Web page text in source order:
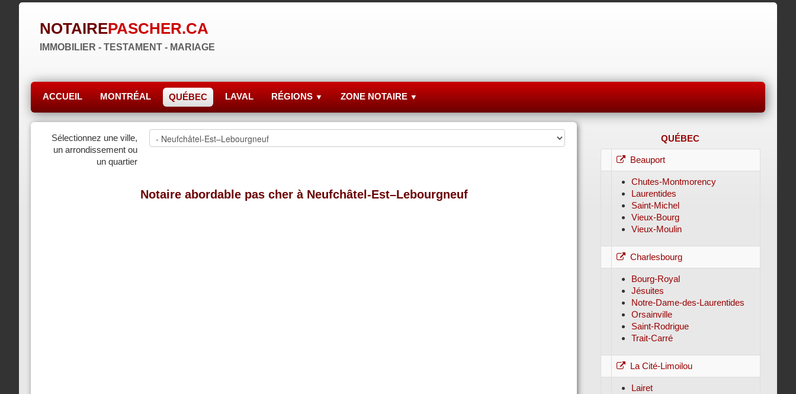
NOTAIREPASCHER.CA
IMMOBILIER - TESTAMENT - MARIAGE
ACCUEIL MONTRÉAL QUÉBEC LAVAL RÉGIONS ▼ ZONE NOTAIRE ▼
Sélectionnez une ville,
un arrondissement ou
un quartier
Notaire abordable pas cher à Neufchâtel-Est–Lebourgneuf
QUÉBEC
Beauport
Chutes-Montmorency
Laurentides
Saint-Michel
Vieux-Bourg
Vieux-Moulin
Charlesbourg
Bourg-Royal
Jésuites
Notre-Dame-des-Laurentides
Orsainville
Saint-Rodrigue
Trait-Carré
La Cité-Limoilou
Lairet